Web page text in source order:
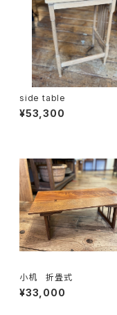
side table
¥53,300
小机 折畳式
¥33,000